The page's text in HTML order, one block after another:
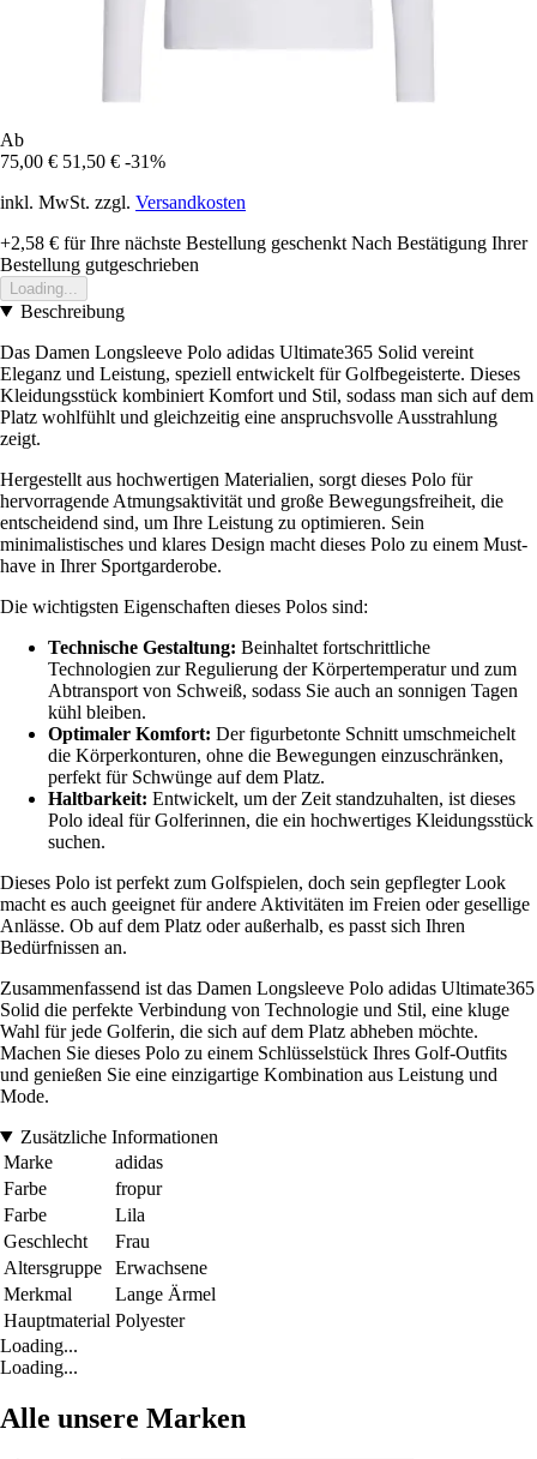
Ab
75,00 € 51,50 € -31%
inkl. MwSt. zzgl. Versandkosten
+2,58 € für Ihre nächste Bestellung geschenkt Nach Bestätigung Ihrer
Bestellung gutgeschrieben
Loading...
Beschreibung
Das Damen Longsleeve Polo adidas Ultimate365 Solid vereint
Eleganz und Leistung, speziell entwickelt für Golfbegeisterte. Dieses
Kleidungsstück kombiniert Komfort und Stil, sodass man sich auf dem
Platz wohlfühlt und gleichzeitig eine anspruchsvolle Ausstrahlung
zeigt.
Hergestellt aus hochwertigen Materialien, sorgt dieses Polo für
hervorragende Atmungsaktivität und große Bewegungsfreiheit, die
entscheidend sind, um Ihre Leistung zu optimieren. Sein
minimalistisches und klares Design macht dieses Polo zu einem Must-
have in Ihrer Sportgarderobe.
Die wichtigsten Eigenschaften dieses Polos sind:
Technische Gestaltung: Beinhaltet fortschrittliche
Technologien zur Regulierung der Körpertemperatur und zum
Abtransport von Schweiß, sodass Sie auch an sonnigen Tagen
kühl bleiben.
Optimaler Komfort: Der figurbetonte Schnitt umschmeichelt
die Körperkonturen, ohne die Bewegungen einzuschränken,
perfekt für Schwünge auf dem Platz.
Haltbarkeit: Entwickelt, um der Zeit standzuhalten, ist dieses
Polo ideal für Golferinnen, die ein hochwertiges Kleidungsstück
suchen.
Dieses Polo ist perfekt zum Golfspielen, doch sein gepflegter Look
macht es auch geeignet für andere Aktivitäten im Freien oder gesellige
Anlässe. Ob auf dem Platz oder außerhalb, es passt sich Ihren
Bedürfnissen an.
Zusammenfassend ist das Damen Longsleeve Polo adidas Ultimate365
Solid die perfekte Verbindung von Technologie und Stil, eine kluge
Wahl für jede Golferin, die sich auf dem Platz abheben möchte.
Machen Sie dieses Polo zu einem Schlüsselstück Ihres Golf-Outfits
und genießen Sie eine einzigartige Kombination aus Leistung und
Mode.
Zusätzliche Informationen
Marke
adidas
Farbe
fropur
Farbe
Lila
Geschlecht
Frau
Altersgruppe
Erwachsene
Merkmal
Lange Ärmel
Hauptmaterial Polyester
Loading...
Loading...
Alle unsere Marken